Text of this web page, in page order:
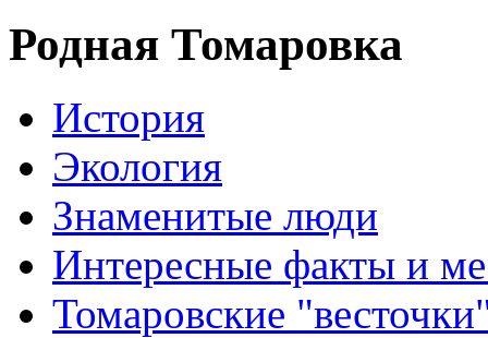
Родная Томаровка
История
Экология
Знаменитые люди
Интересные факты и
Томаровские